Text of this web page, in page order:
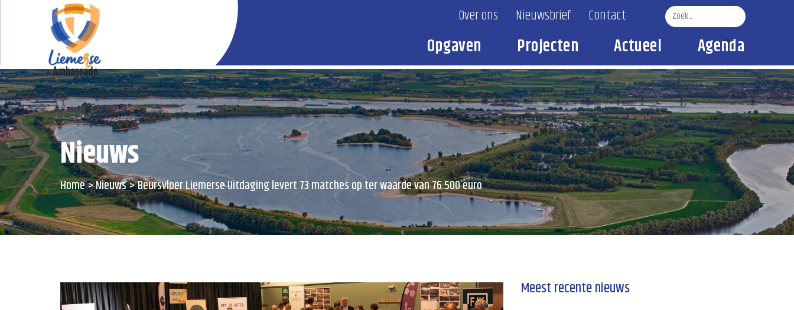
Over ons Nieuwsbrief Contact
Zoek
Opgaven Projecten Actueel Agenda
Nieuws
Home Nieuws Beursvloer Liemerse Uitdaging levert 73 matches op ter waarde van 76.500 euro
Meest recente nieuws